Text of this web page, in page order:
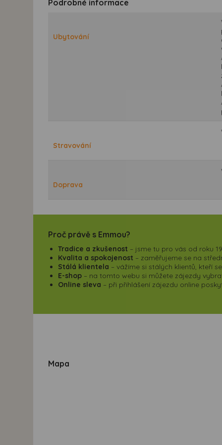
Podrobné informace
Ubytování
Stravování
Doprava
Proč právě s Emmou?
Tradice a zkušenost – jsme tu pro vás od roku
Kvalita a spokojenost – zaměřujeme se na
Stálá klientela – vážíme si stálých klientů, kteří
E-shop – na tomto webu si můžete zájezdy
Online sleva – při přihlášení zájezdu online
Mapa